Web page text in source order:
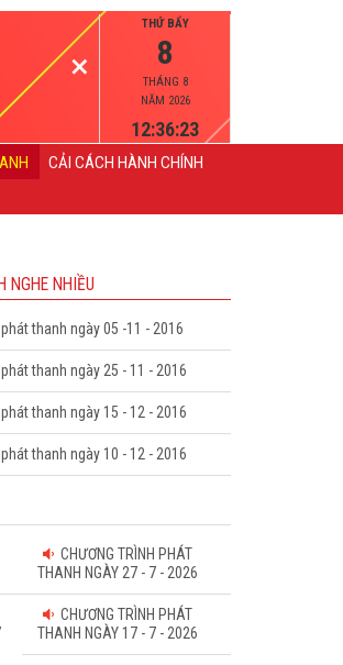
THỨ BẨY
8
THÁNG 8
NĂM 2026
12:36:23
CẢI CÁCH HÀNH CHÍNH
NGHE NHIỀU
thanh ngày 05 -11 - 2016
thanh ngày 25 - 11 - 2016
thanh ngày 15 - 12 - 2016
thanh ngày 10 - 12 - 2016
CHƯƠNG TRÌNH PHÁT
THANH NGÀY 27 - 7 - 2026
CHƯƠNG TRÌNH PHÁT
THANH NGÀY 17 - 7 - 2026